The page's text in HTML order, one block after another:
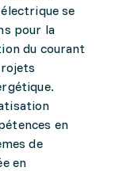
se
pour la
du courant
en
de
en